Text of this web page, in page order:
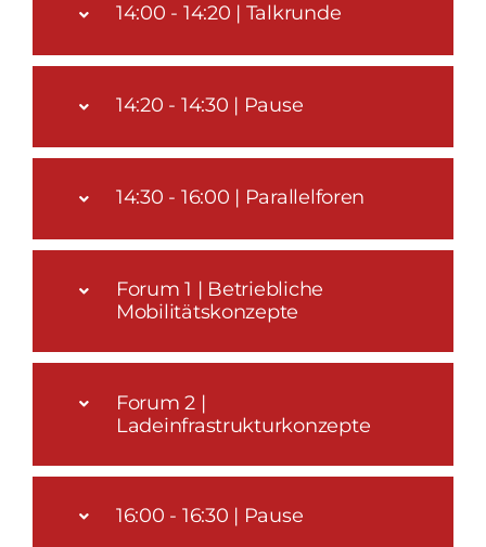
14:00 - 14:20 | Talkrunde
14:20 - 14:30 | Pause
14:30 - 16:00 | Parallelforen
Forum 1 | Betriebliche
Mobilitätskonzepte
Forum 2 |
Ladeinfrastrukturkonzepte
16:00 - 16:30 | Pause